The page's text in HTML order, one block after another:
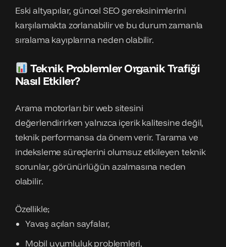
Eski altyapılar, güncel SEO gereksinimlerini
karşılamakta zorlanabilir ve bu durum zamanla
sıralama kayıplarına neden olabilir.
Teknik Problemler Organik Trafiği
Nasıl Etkiler?
Arama motorları bir web sitesini
değerlendirirken yalnızca içerik kalitesine değil,
teknik performansa da önem verir. Tarama ve
indeksleme süreçlerini olumsuz etkileyen teknik
sorunlar, görünürlüğün azalmasına neden
olabilir.
Özellikle;
Yavaş açılan sayfalar,
Mobil uyumluluk problemleri,